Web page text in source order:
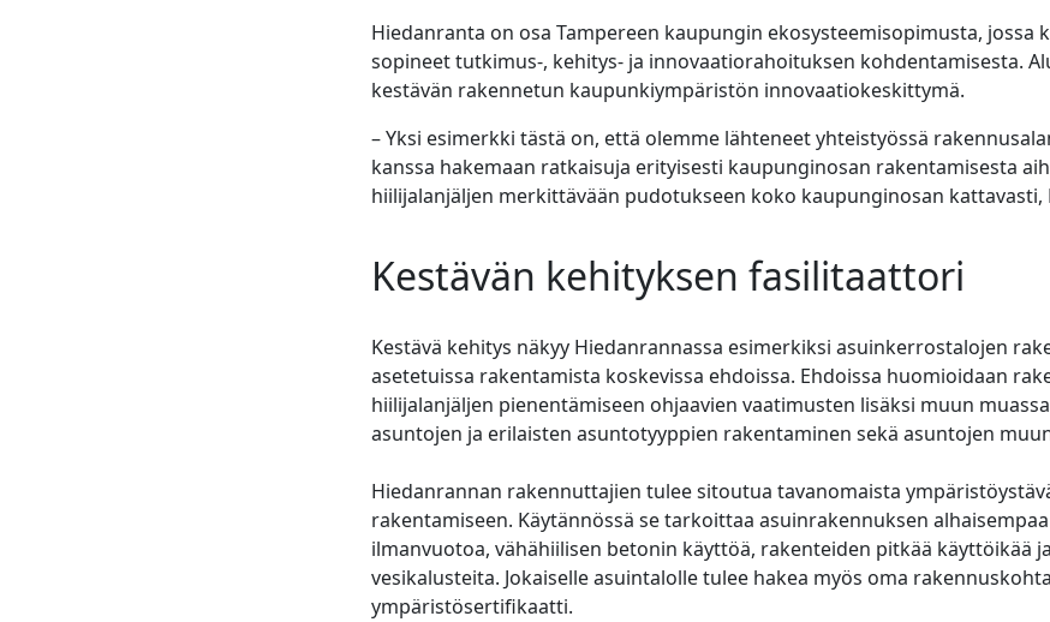
Hiedanranta on osa Tampereen kaupungin ekosysteemisopimusta, jossa
sopineet tutkimus-, kehitys- ja innovaatiorahoituksen kohdentamisesta.
kestävän rakennetun kaupunkiympäristön innovaatiokeskittymä.
– Yksi esimerkki tästä on, että olemme lähteneet yhteistyössä
kanssa hakemaan ratkaisuja erityisesti kaupunginosan rakentamisesta
hiilijalanjäljen merkittävään pudotukseen koko kaupunginosan kattavasti,
Kestävän kehityksen fasilitaattori
Kestävä kehitys näkyy Hiedanrannassa esimerkiksi asuinkerrostalojen
asetetuissa rakentamista koskevissa ehdoissa. Ehdoissa huomioidaan
hiilijalanjäljen pienentämiseen ohjaavien vaatimusten lisäksi muun
asuntojen ja erilaisten asuntotyyppien rakentaminen sekä asuntojen
Hiedanrannan rakennuttajien tulee sitoutua tavanomaista
rakentamiseen. Käytännössä se tarkoittaa asuinrakennuksen
ilmanvuotoa, vähähiilisen betonin käyttöä, rakenteiden pitkää käyttöikää
vesikalusteita. Jokaiselle asuintalolle tulee hakea myös oma
ympäristösertifikaatti.